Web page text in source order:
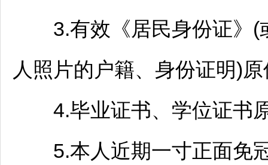
3.有效《居民身份证》(
人照片的户籍、身份证明)
4.毕业证书、学位证书
5.本人近期一寸正面免